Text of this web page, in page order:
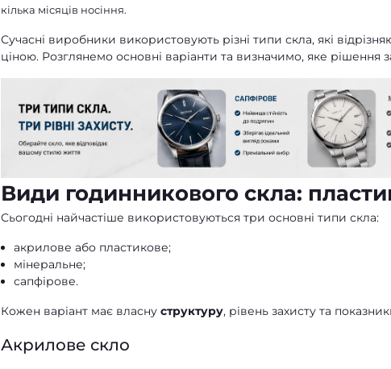
кілька місяців носіння.
Сучасні виробники використовують різні типи скла, які
ціною. Розглянемо основні варіанти та визначимо, яке рішення
Види годинникового скла:
Сьогодні найчастіше використовуються три основні типи скла:
акрилове або пластикове;
мінеральне;
сапфірове.
Кожен варіант має власну структуру, рівень захисту та
Акрилове скло